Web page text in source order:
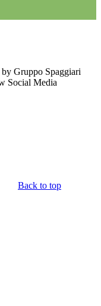
Gruppo Spaggiari
Social Media
Back to top